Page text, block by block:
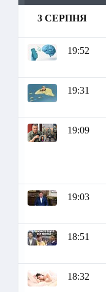
3 СЕРПНЯ
19:52
19:31
19:09
19:03
18:51
18:32